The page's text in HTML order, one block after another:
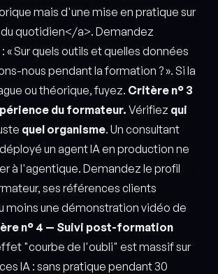
mais d'une mise en pratique sur
du quotidien</a>. Demandez
Sur quels outils et quelles données
nous pendant la formation ? ». Si la
ou théorique, fuyez. Critère n° 3
du formateur. Vérifiez qui
quel organisme. Un consultant
un agent IA en production ne
à l'agentique. Demandez le profil
ses références clients
moins une démonstration vidéo de
n° 4 — Suivi post-formation
"courbe de l'oubli" est massif sur
IA : sans pratique pendant 30